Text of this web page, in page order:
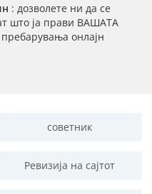
: дозволете ни да се
што ја прави ВАШАТА
онлајн
советник
Ревизија на сајтот